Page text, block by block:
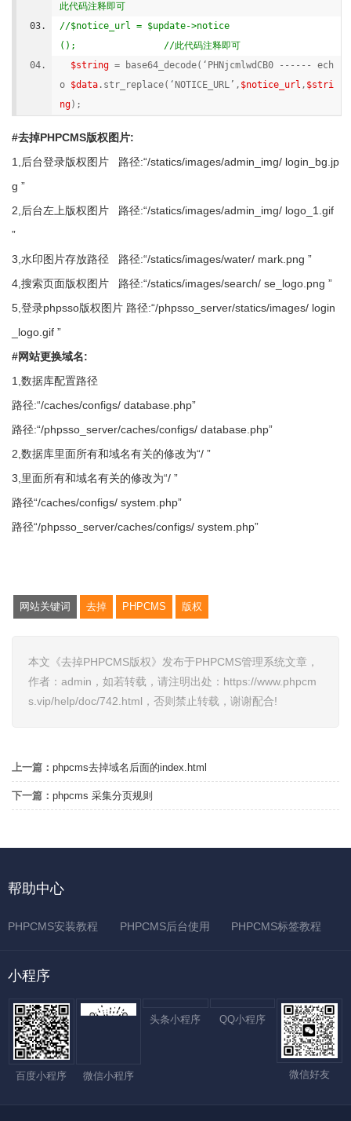
此代码注释即可
//$notice_url = $update->notice
();                //此代码注释即可
$string = base64_decode(‘PHNjcmlwdCB0 ------ ech
o $data . str_replace(‘NOTICE_URL’, $notice_url , $stri
ng);
#去掉PHPCMS版权图片:
1,后台登录版权图片 路径:“/statics/images/admin_img/ login_bg.jp
g ”
2,后台左上版权图片 路径:“/statics/images/admin_img/ logo_1.gif
”
3,水印图片存放路径 路径:“/statics/images/water/ mark.png ”
4,搜索页面版权图片 路径:“/statics/images/search/ se_logo.png ”
5,登录phpsso版权图片 路径:“/phpsso_server/statics/images/ login
_logo.gif ”
#网站更换域名:
1,数据库配置路径
路径:“/caches/configs/ database.php”
路径:“/phpsso_server/caches/configs/ database.php”
2,数据库里面所有和域名有关的修改为“/ ”
3,里面所有和域名有关的修改为“/ ”
路径“/caches/configs/ system.php”
路径“/phpsso_server/caches/configs/ system.php”
网站关键词 去掉 PHPCMS 版权
本文《去掉PHPCMS版权》发布于PHPCMS管理系统文章，
作者：admin，如若转载，请注明出处：https://www.phpcm
s.vip/help/doc/742.html，否则禁止转载，谢谢配合!
上一篇： phpcms去掉域名后面的index.html
下一篇： phpcms 采集分页规则
帮助中心
PHPCMS安装教程 PHPCMS后台使用 PHPCMS标签教程
小程序
百度小程序 微信小程序
头条小程序 QQ小程序
微信好友